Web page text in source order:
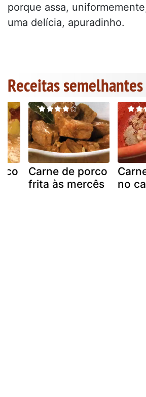
porque assa,
uma delícia, apuradinho.
Receitas semelhantes
Carne de porco
frita às mercês
no